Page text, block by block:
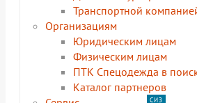
Транспортной
Организациям
Юридическим лицам
Физическим лицам
ПТК Спецодежда в
Каталог партнеров
СИЗ